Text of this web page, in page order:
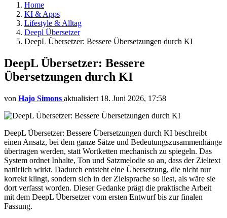
Home
KI & Apps
Lifestyle & Alltag
Deepl Übersetzer
DeepL Übersetzer: Bessere Übersetzungen durch KI
DeepL Übersetzer: Bessere
Übersetzungen durch KI
von Hajo Simons aktualisiert 18. Juni 2026, 17:58
DeepL Übersetzer: Bessere Übersetzungen durch KI beschreibt
einen Ansatz, bei dem ganze Sätze und Bedeutungszusammenhänge
übertragen werden, statt Wortketten mechanisch zu spiegeln. Das
System ordnet Inhalte, Ton und Satzmelodie so an, dass der Zieltext
natürlich wirkt. Dadurch entsteht eine Übersetzung, die nicht nur
korrekt klingt, sondern sich in der Zielsprache so liest, als wäre sie
dort verfasst worden. Dieser Gedanke prägt die praktische Arbeit
mit dem DeepL Übersetzer vom ersten Entwurf bis zur finalen
Fassung.